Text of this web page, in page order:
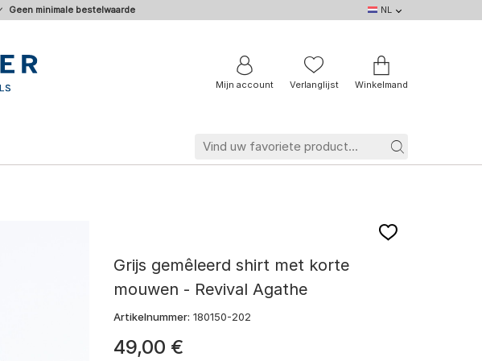
Geen minimale bestelwaarde
NL
DE
NL
BE
FR
Mijn account Verlanglijst Winkelmand
Grijs gemêleerd shirt met korte
mouwen - Revival Agathe
Artikelnummer: 180150-202
49,00 €